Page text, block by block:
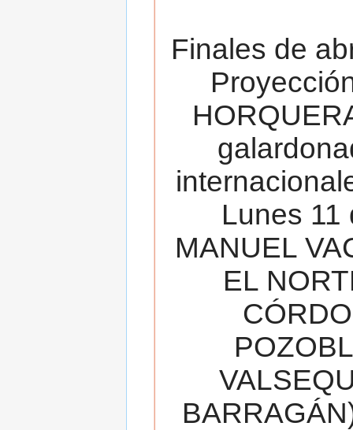
Finales de
Lunes 11
MANUEL
EL